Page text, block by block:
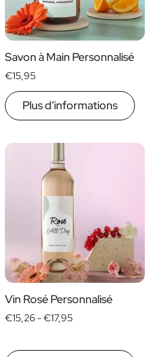
Savon à Main Personnalisé
€15,95
Plus d'informations
Vin Rosé Personnalisé
€15,26 -€17,95